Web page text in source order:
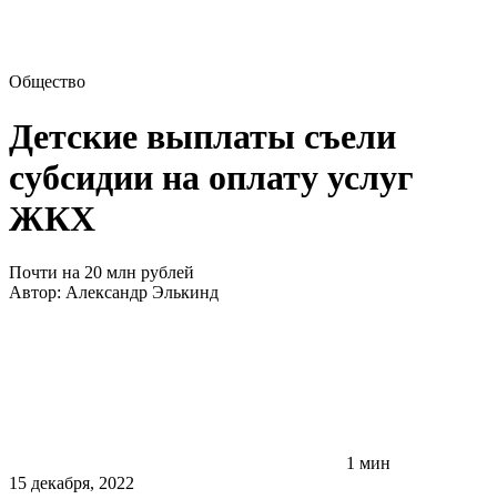
Общество
Детские выплаты съели
субсидии на оплату услуг
ЖКХ
Почти на 20 млн рублей
Автор: Александр Элькинд
1 мин
15 декабря, 2022